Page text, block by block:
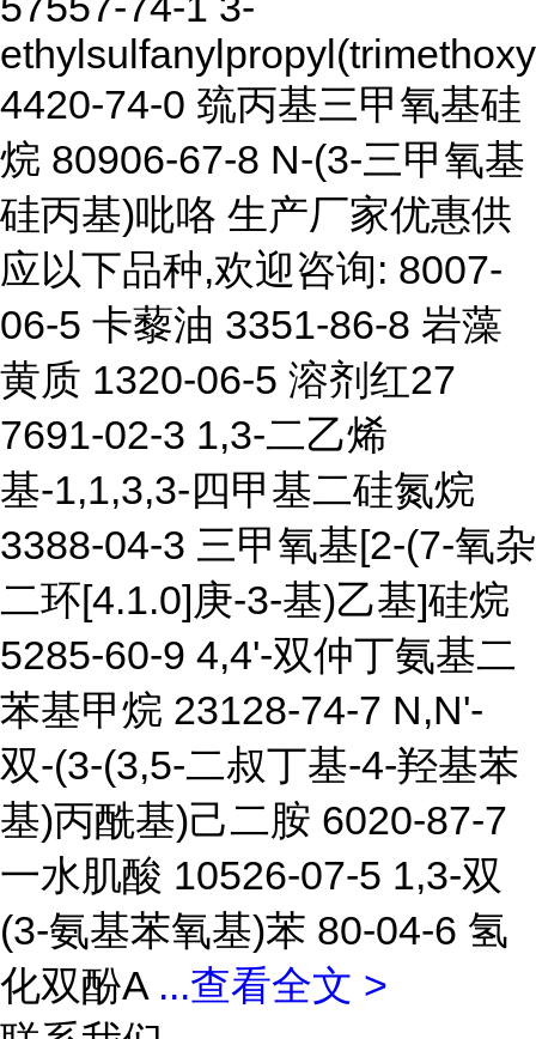
4420-74-0 巯丙基三甲氧基硅
烷 80906-67-8 N-(3-三甲氧基
硅丙基)吡咯 生产厂家优惠供
应以下品种,欢迎咨询: 8007-
06-5 卡藜油 3351-86-8 岩藻
黄质 1320-06-5 溶剂红27
7691-02-3 1,3-二乙烯
基-1,1,3,3-四甲基二硅氮烷
3388-04-3 三甲氧基[2-(7-氧杂
二环[4.1.0]庚-3-基)乙基]硅烷
5285-60-9 4,4'-双仲丁氨基二
苯基甲烷 23128-74-7 N,N'-
双-(3-(3,5-二叔丁基-4-羟基苯
基)丙酰基)己二胺 6020-87-7
一水肌酸 10526-07-5 1,3-双
(3-氨基苯氧基)苯 80-04-6 氢
化双酚A ...查看全文 >